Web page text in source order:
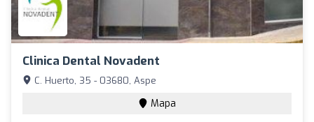
Clinica Dental Novadent
C. Huerto, 35 - 03680, Aspe
Mapa